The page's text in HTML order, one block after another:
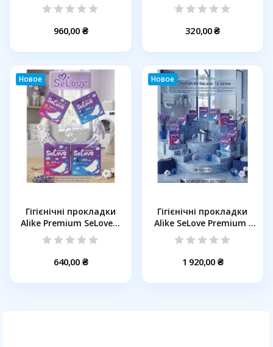
960,00 ₴ 320,00 ₴
Новое
Гігієнічні прокладки
Alike Premium SeLove...
640,00 ₴
Новое
Гігієнічні прокладки
Alike SeLove Premium ,
12...
1 920,00 ₴